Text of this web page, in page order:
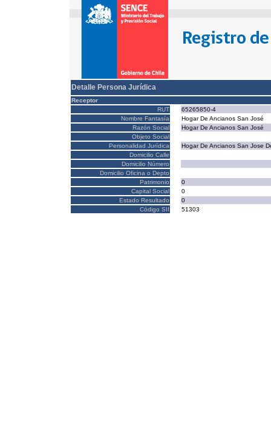
Detalle Persona Jurídica
Receptor
RUT
65265850-4
Nombre Fantasía
Hogar De Ancianos San José
Razón Social
Hogar De Ancianos San José
Objeto Social
Personalidad Jurídica
Hogar De Ancianos San Jose
Domicilio Calle
Domicilio Número
Domicilio Oficina o Depto
Patrimonio
0
Capital Social
0
Estado Resultado
0
Código SII
51303